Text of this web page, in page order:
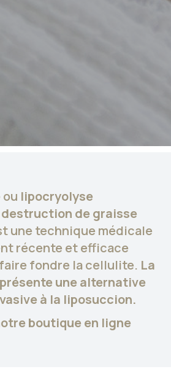
ou lipocryolyse
destruction de graisse
une technique médicale
récente et efficace
fondre la cellulite. La
une alternative
à la liposuccion.
boutique en ligne